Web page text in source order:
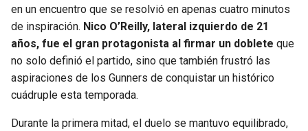
VIKINGS
FALCONS
PANTHERS
THUNDER
TRAIL BLAZERS
JAZZ
en un encuentro que se resolvió en apenas cuatro minutos
de inspiración. Nico O’Reilly, lateral izquierdo de 21
años, fue el gran protagonista al firmar un doblete que
no solo definió el partido, sino que también frustró las
aspiraciones de los Gunners de conquistar un histórico
cuádruple esta temporada.
Durante la primera mitad, el duelo se mantuvo equilibrado,